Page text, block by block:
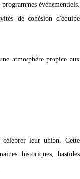
événementiels.
de cohésion d'équipe
atmosphère propice aux
célébrer leur union. Cette
historiques, bastides